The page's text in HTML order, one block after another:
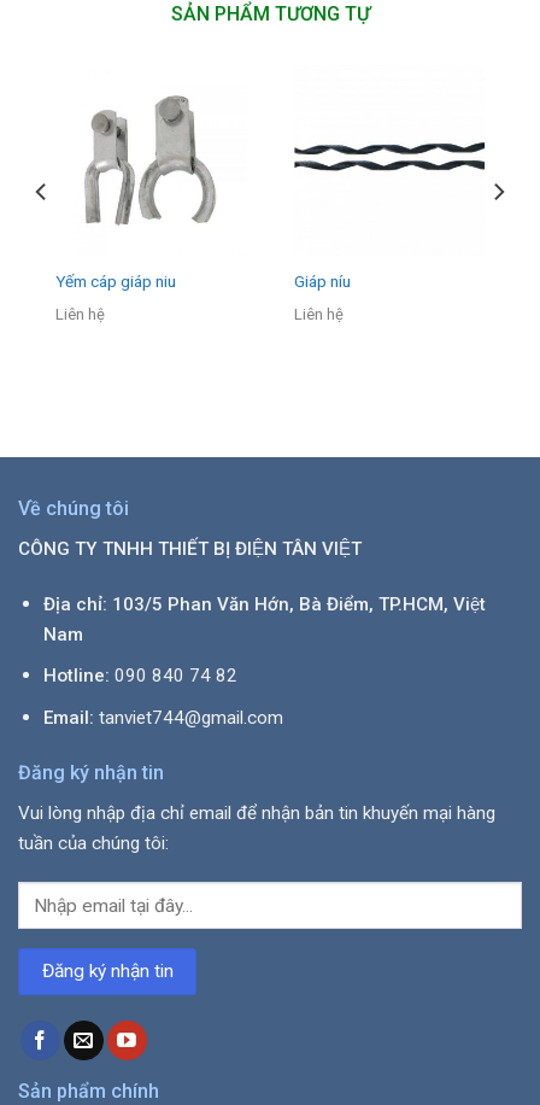
SẢN PHẨM TƯƠNG TỰ
Yếm cáp giáp niu
Liên hệ
Giáp níu
Liên hệ
Về chúng tôi
CÔNG TY TNHH THIẾT BỊ ĐIỆN TÂN VIỆT
Địa chỉ: 103/5 Phan Văn Hớn, Bà Điểm, TP.HCM, Việt
Nam
Hotline: 090 840 74 82
Email: tanviet744@gmail.com
Đăng ký nhận tin
Vui lòng nhập địa chỉ email để nhận bản tin khuyến mại hàng
tuần của chúng tôi:
Sản phẩm chính